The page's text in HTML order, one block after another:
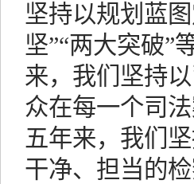
坚持以规划蓝
坚”“两大突破”
来，我们坚持
众在每一个司
五年来，我们
干净、担当的